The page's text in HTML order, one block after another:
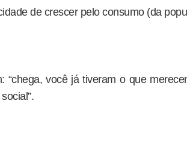
de crescer pelo consumo (da
“chega, você já tiveram o que